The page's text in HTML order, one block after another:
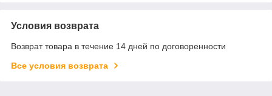
Условия возврата
Возврат товара в течение 14 дней по договоренности
Все условия возврата